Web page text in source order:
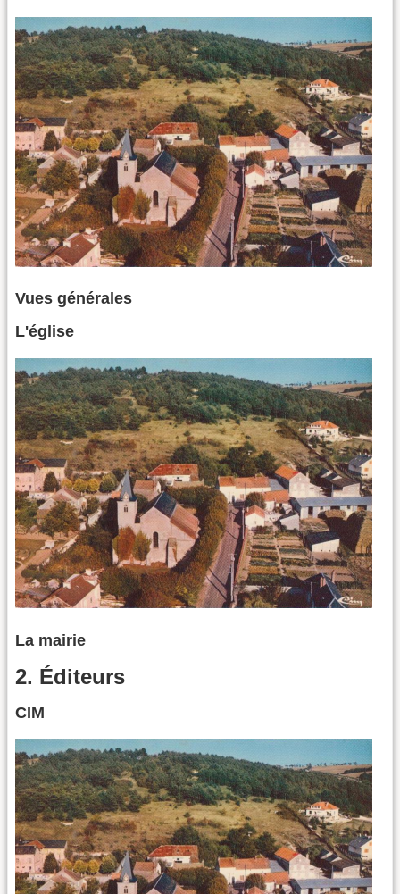
Vues générales
L'église
La mairie
2. Éditeurs
CIM